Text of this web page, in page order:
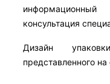
консультация
Дизайн
представленного на